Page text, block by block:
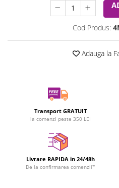
Cod Produs:
Adauga la
Transport GRATUIT
la comenzi peste 350 LEI
Livrare RAPIDA in 24/48h
De la confirmarea comenzii*